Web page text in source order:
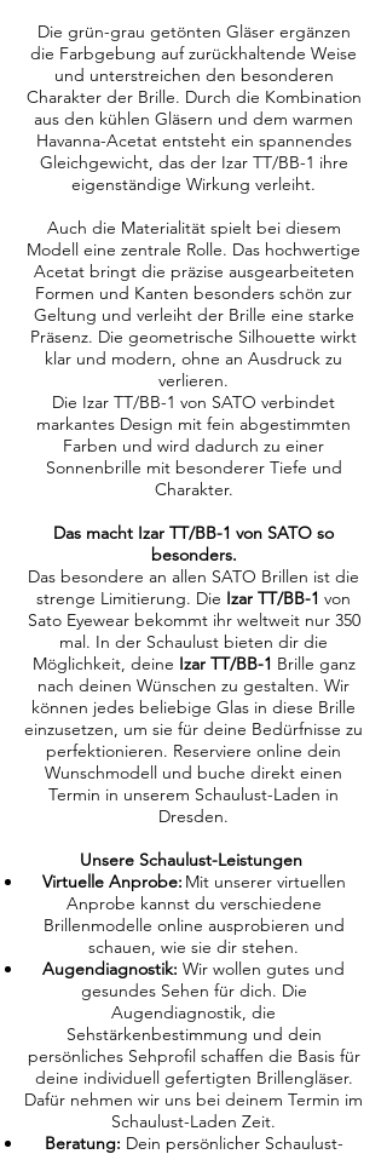
Die grün-grau getönten Gläser ergänzen
die Farbgebung auf zurückhaltende Weise
und unterstreichen den besonderen
Charakter der Brille. Durch die Kombination
aus den kühlen Gläsern und dem warmen
Havanna-Acetat entsteht ein spannendes
Gleichgewicht, das der Izar TT/BB-1 ihre
eigenständige Wirkung verleiht.
Auch die Materialität spielt bei diesem
Modell eine zentrale Rolle. Das hochwertige
Acetat bringt die präzise ausgearbeiteten
Formen und Kanten besonders schön zur
Geltung und verleiht der Brille eine starke
Präsenz. Die geometrische Silhouette wirkt
klar und modern, ohne an Ausdruck zu
verlieren.
Die Izar TT/BB-1 von SATO verbindet
markantes Design mit fein abgestimmten
Farben und wird dadurch zu einer
Sonnenbrille mit besonderer Tiefe und
Charakter.
Das macht Izar TT/BB-1 von SATO so
besonders.
Das besondere an allen SATO Brillen ist die
strenge Limitierung. Die Izar TT/BB-1 von
Sato Eyewear bekommt ihr weltweit nur 350
mal. In der Schaulust bieten dir die
Möglichkeit, deine Izar TT/BB-1 Brille ganz
nach deinen Wünschen zu gestalten. Wir
können jedes beliebige Glas in diese Brille
einzusetzen, um sie für deine Bedürfnisse zu
perfektionieren. Reserviere online dein
Wunschmodell und buche direkt einen
Termin in unserem Schaulust-Laden in
Dresden.
Unsere Schaulust-Leistungen
Virtuelle Anprobe: Mit unserer virtuellen
Anprobe kannst du verschiedene
Brillenmodelle online ausprobieren und
schauen, wie sie dir stehen.
Augendiagnostik: Wir wollen gutes und
gesundes Sehen für dich. Die
Augendiagnostik, die
Sehstärkenbestimmung und dein
persönliches Sehprofil schaffen die Basis für
deine individuell gefertigten Brillengläser.
Dafür nehmen wir uns bei deinem Termin im
Schaulust-Laden Zeit.
Beratung: Dein persönlicher Schaulust-